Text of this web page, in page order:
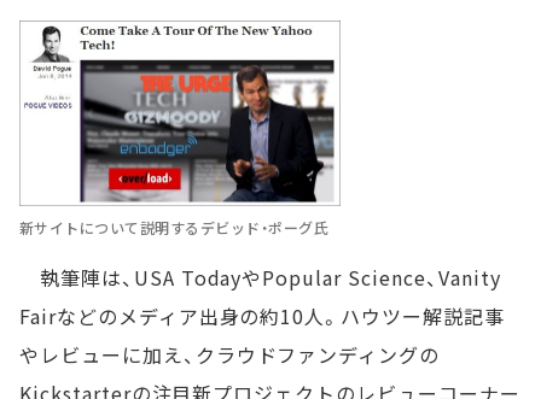
新サイトについて説明するデビッド・ポーグ氏
執筆陣は、USA TodayやPopular Science、Vanity
Fairなどのメディア出身の約10人。ハウツー解説記事
やレビューに加え、クラウドファンディングの
Kickstarterの注目新プロジェクトのレビューコーナー